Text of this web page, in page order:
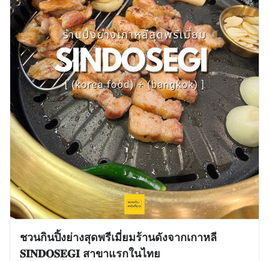
ชวนกินปิ้งย่างสุดพรีเมี่ยมร้านดังจากเกาหลี
𝐒𝐈𝐍𝐃𝐎𝐒𝐄𝐆𝐈 สาขาแรกในไทย